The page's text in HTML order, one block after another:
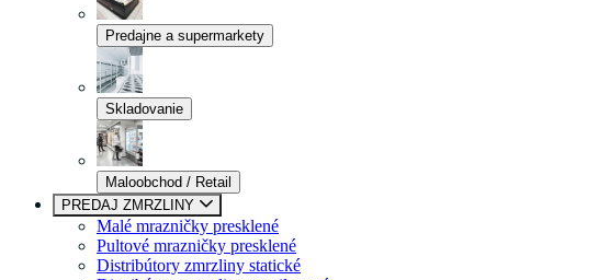
Predajne a supermarkety
Skladovanie
Maloobchod / Retail
PREDAJ ZMRZLINY
Malé mrazničky presklené
Pultové mrazničky presklené
Distribútory zmrzliny statické